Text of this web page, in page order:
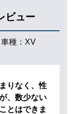
ビュー
車種： XV
りなく、性
、数少ない
とはできま